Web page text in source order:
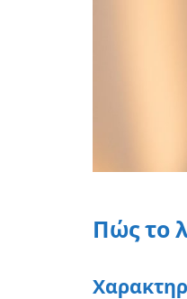
Πώς το